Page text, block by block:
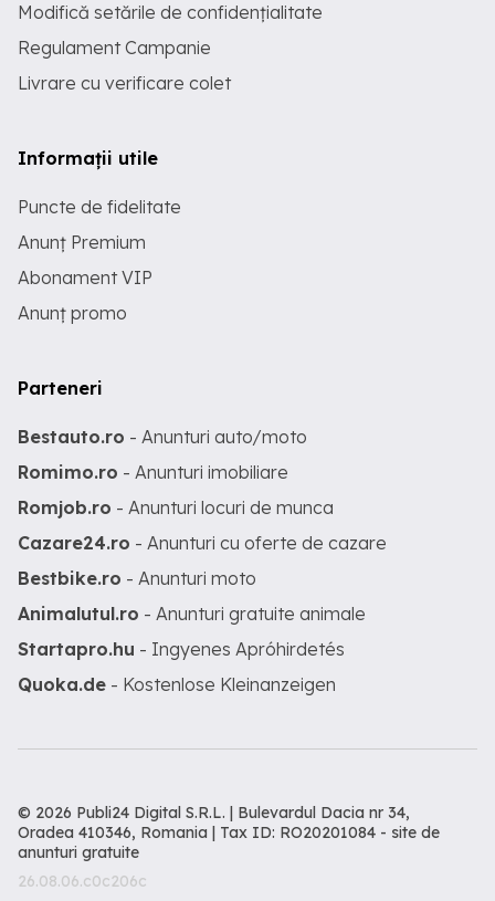
Modifică setările de confidențialitate
Regulament Campanie
Livrare cu verificare colet
Informații utile
Puncte de fidelitate
Anunț Premium
Abonament VIP
Anunț promo
Parteneri
Bestauto.ro - Anunturi auto/moto
Romimo.ro - Anunturi imobiliare
Romjob.ro - Anunturi locuri de munca
Cazare24.ro - Anunturi cu oferte de cazare
Bestbike.ro - Anunturi moto
Animalutul.ro - Anunturi gratuite animale
Startapro.hu - Ingyenes Apróhirdetés
Quoka.de - Kostenlose Kleinanzeigen
© 2026 Publi24 Digital S.R.L. | Bulevardul Dacia nr 34,
Oradea 410346, Romania | Tax ID: RO20201084 - site de
anunturi gratuite
26.08.06.c0c206c